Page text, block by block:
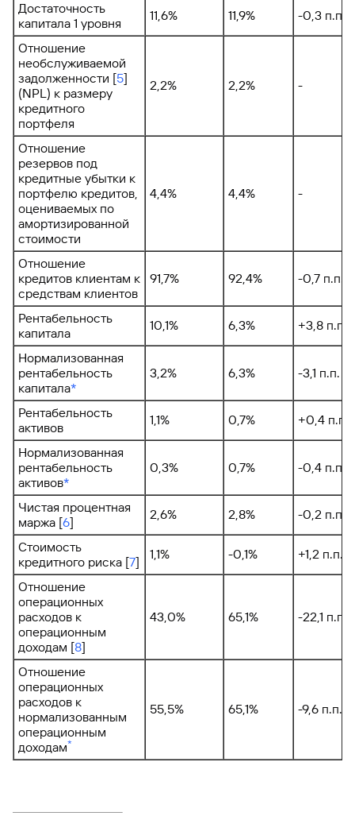
Достаточность
капитала 1 уровня
11,6% 11,9% -0,3 п.п.
Отношение
необслуживаемой
задолженности [5]
(NPL) к размеру
кредитного
портфеля
2,2% 2,2% -
Отношение
резервов под
кредитные убытки к
портфелю кредитов,
оцениваемых по
амортизированной
стоимости
4,4% 4,4% -
Отношение
кредитов клиентам к
средствам клиентов
91,7% 92,4% -0,7 п.п.
Рентабельность
капитала
10,1% 6,3% +3,8 п.п.
Нормализованная
рентабельность
капитала*
3,2% 6,3% -3,1 п.п.
Рентабельность
активов
1,1% 0,7% +0,4 п.п.
Нормализованная
рентабельность
активов*
0,3% 0,7% -0,4 п.п.
Чистая процентная
маржа [6]
2,6% 2,8% -0,2 п.п.
Стоимость
кредитного риска [7]
1,1% -0,1% +1,2 п.п.
Отношение
операционных
расходов к
операционным
доходам [8]
43,0% 65,1% -22,1 п.п.
Отношение
операционных
расходов к
нормализованным
операционным
доходам*
55,5% 65,1% -9,6 п.п.